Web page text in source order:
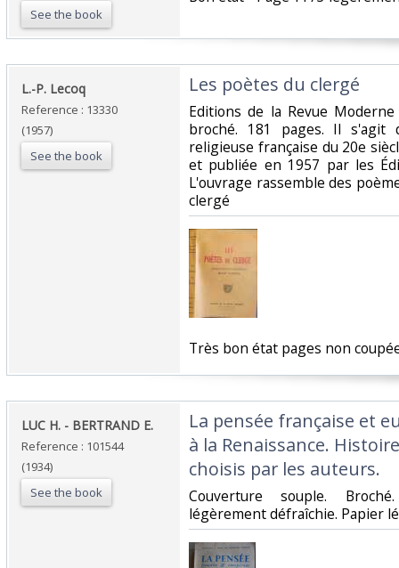
See the book
‎L.-P. Lecoq‎
Reference : 13330
(1957)
See the book
‎Les poètes du clergé‎
‎Editions de la Revue
broché. 181 pages. Il s'agit
religieuse française du 20e
et publiée en 1957 par les
L'ouvrage rassemble des
clergé‎
‎Très bon état pages non
‎LUC H. - BERTRAND E. ‎
Reference : 101544
(1934)
See the book
‎La pensée française et
à la Renaissance.
choisis par les auteurs.‎
‎Couverture souple.
légèrement défraîchie. Papier